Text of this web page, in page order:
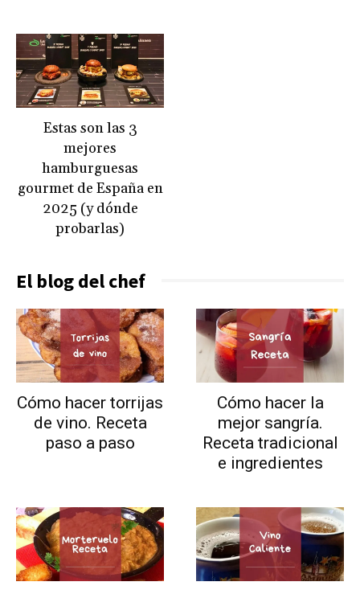
Estas son las 3
mejores
hamburguesas
gourmet de España en
2025 (y dónde
probarlas)
El blog del chef
Cómo hacer torrijas
de vino. Receta
paso a paso
Cómo hacer la
mejor sangría.
Receta tradicional
e ingredientes